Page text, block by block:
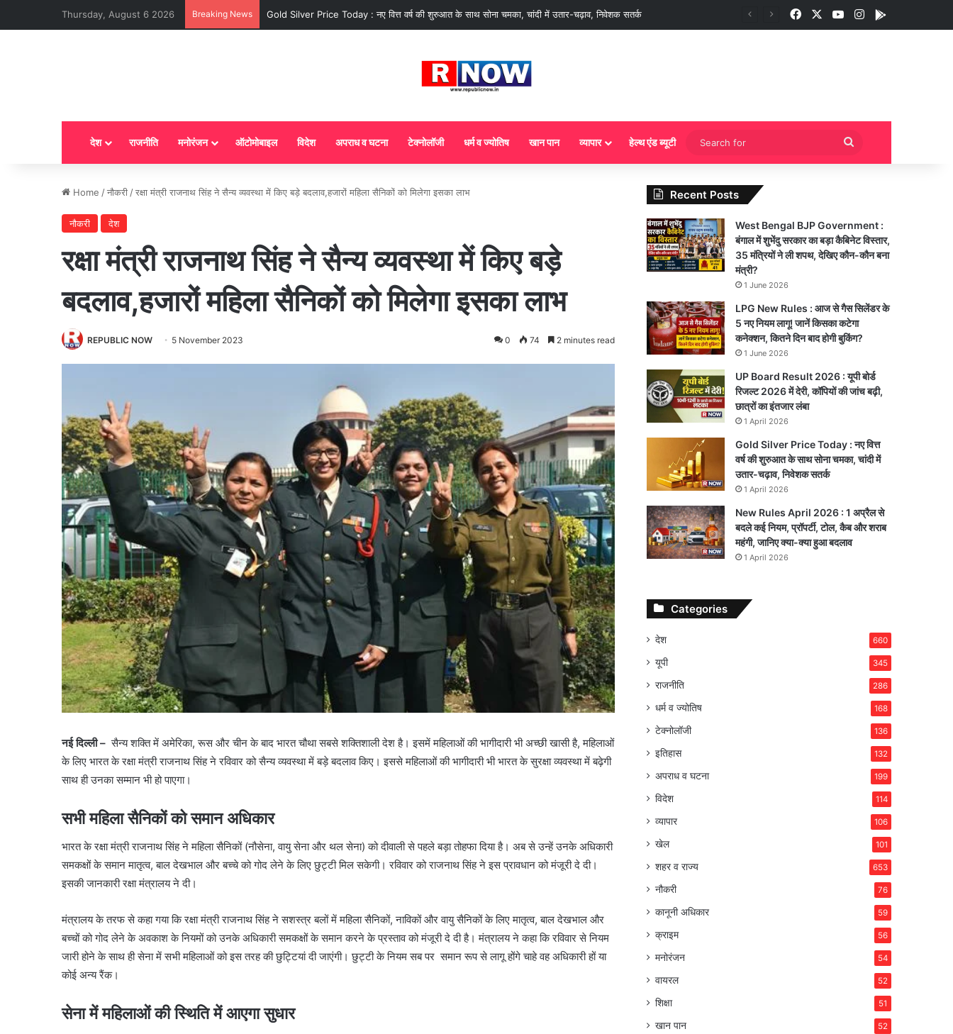
Thursday, August 6 2026 Breaking News Gold Silver Price Today : नए वित्त वर्ष की शुरुआत के साथ सोना चमका, चांदी में उतार-चढ़ाव, निवेशक सतर्क FacebookYouTubeInstagram
देश राजनीति मनोरंजन ऑटोमोबाइल विदेश अपराध व घटना टेक्नोलॉजी धर्म व ज्योतिष खान पान व्यापार हेल्थ एंड ब्यूटी
Search
for
Home /नौकरी /रक्षा मंत्री राजनाथ सिंह ने सैन्य व्यवस्था में किए बड़े बदलाव,हजारों महिला सैनिकों को मिलेगा इसका लाभ
नौकरी देश
रक्षा मंत्री राजनाथ सिंह ने सैन्य व्यवस्था में किए बड़े
बदलाव,हजारों महिला सैनिकों को मिलेगा इसका लाभ
REPUBLIC NOW 5 November 2023 0 74 2 minutes read
नई दिल्ली –सैन्य शक्ति में अमेरिका, रूस और चीन के बाद भारत चौथा सबसे शक्तिशाली देश है। इसमें महिलाओं की भागीदारी भी अच्छी खासी है, महिलाओं
के लिए भारत के रक्षा मंत्री राजनाथ सिंह ने रविवार को सैन्य व्यवस्था में बड़े बदलाव किए। इससे महिलाओं की भागीदारी भी भारत के सुरक्षा व्यवस्था में बढ़ेगी
साथ ही उनका सम्मान भी हो पाएगा।
सभी महिला सैनिकों को समान अधिकार
भारत के रक्षा मंत्री राजनाथ सिंह ने महिला सैनिकों (नौसेना, वायु सेना और थल सेना) को दीवाली से पहले बड़ा तोहफा दिया है। अब से उन्हें उनके अधिकारी
समकक्षों के समान मातृत्व, बाल देखभाल और बच्चे को गोद लेने के लिए छुट्टी मिल सकेगी। रविवार को राजनाथ सिंह ने इस प्रावधान को मंजूरी दे दी।
इसकी जानकारी रक्षा मंत्रालय ने दी।
मंत्रालय के तरफ से कहा गया कि रक्षा मंत्री राजनाथ सिंह ने सशस्त्र बलों में महिला सैनिकों, नाविकों और वायु सैनिकों के लिए मातृत्व, बाल देखभाल और
बच्चों को गोद लेने के अवकाश के नियमों को उनके अधिकारी समकक्षों के समान करने के प्रस्ताव को मंजूरी दे दी है। मंत्रालय ने कहा कि रविवार से नियम
जारी होने के साथ ही सेना में सभी महिलाओं को इस तरह की छुट्टियां दी जाएंगी। छुट्टी के नियम सब पर समान रूप से लागू होंगे चाहे वह अधिकारी हों या
कोई अन्य रैंक।
सेना में महिलाओं की स्थिति में आएगा सुधार
Recent Posts
West Bengal BJP Government :
बंगाल में शुभेंदु सरकार का बड़ा कैबिनेट विस्तार,
35 मंत्रियों ने ली शपथ, देखिए कौन-कौन बना
मंत्री?
1 June 2026
LPG New Rules : आज से गैस सिलेंडर के
5 नए नियम लागू! जानें किसका कटेगा
कनेक्शन, कितने दिन बाद होगी बुकिंग?
1 June 2026
UP Board Result 2026 : यूपी बोर्ड
रिजल्ट 2026 में देरी, कॉपियों की जांच बढ़ी,
छात्रों का इंतजार लंबा
1 April 2026
Gold Silver Price Today : नए वित्त
वर्ष की शुरुआत के साथ सोना चमका, चांदी में
उतार-चढ़ाव, निवेशक सतर्क
1 April 2026
New Rules April 2026 : 1 अप्रैल से
बदले कई नियम, प्रॉपर्टी, टोल, कैब और शराब
महंगी, जानिए क्या-क्या हुआ बदलाव
1 April 2026
Categories
देश 660
यूपी 345
राजनीति 286
धर्म व ज्योतिष 168
टेक्नोलॉजी 136
इतिहास 132
अपराध व घटना 199
विदेश 114
व्यापार 106
खेल 101
शहर व राज्य 653
नौकरी 76
कानूनी अधिकार 59
क्राइम 56
मनोरंजन 54
वायरल 52
शिक्षा 51
खान पान 52